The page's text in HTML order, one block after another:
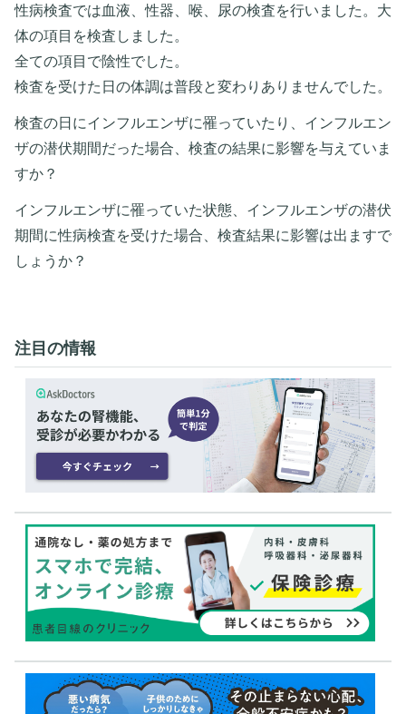
性病検査では血液、性器、喉、尿の検査を行いました。大
体の項目を検査しました。
全ての項目で陰性でした。
検査を受けた日の体調は普段と変わりありませんでした。
検査の日にインフルエンザに罹っていたり、インフルエン
ザの潜伏期間だった場合、検査の結果に影響を与えていま
すか？
インフルエンザに罹っていた状態、インフルエンザの潜伏
期間に性病検査を受けた場合、検査結果に影響は出ますで
しょうか？
注目の情報